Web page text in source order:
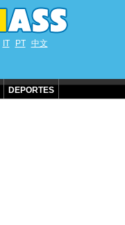
IT PT 中文
DEPORTES